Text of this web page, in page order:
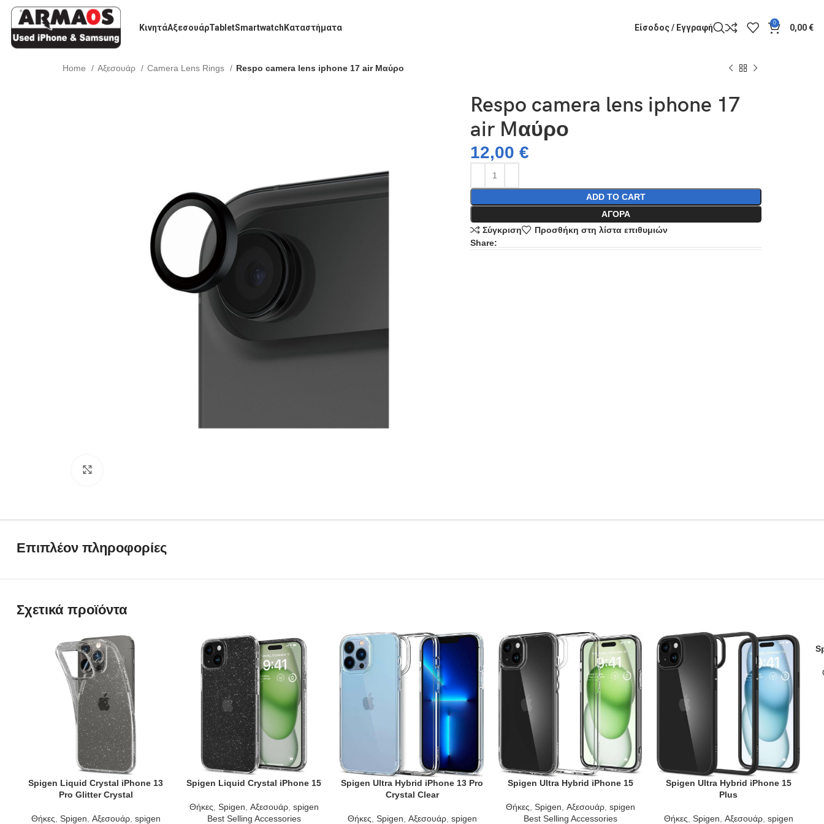
ΚινητάΑξεσουάρTabletSmartwatch Καταστήματα Είσοδος / Εγγραφή 0 0,00€
Home Αξεσουάρ Camera Lens Rings Respo camera lens iphone 17 air Mαύρο
Respo camera lens iphone 17
air Mαύρο
12,00 €
ADD TO CART
ΑΓΟΡΆ
Σύγκριση
Προσθήκη στη λίστα επιθυμιών
Share:
Επιπλέον πληροφορίες
Σχετικά προϊόντα
ADD TO CART
Spigen Liquid Crystal iPhone 13
Pro Glitter Crystal
Θήκες Spigen Αξεσουάρ, spigen
ADD TO CART
Spigen Liquid Crystal iPhone 15
Θήκες Spigen Αξεσουάρ, spigen
Best Selling Accessories
ADD TO CART
Spigen Ultra Hybrid iPhone 13 Pro
Crystal Clear
Θήκες Spigen Αξεσουάρ, spigen
ADD TO CART
Spigen Ultra Hybrid iPhone 15
Θήκες Spigen Αξεσουάρ, spigen
Best Selling Accessories
ADD TO CART
Spigen Ultra Hybrid iPhone 15
Plus
Θήκες Spigen Αξεσουάρ, spigen